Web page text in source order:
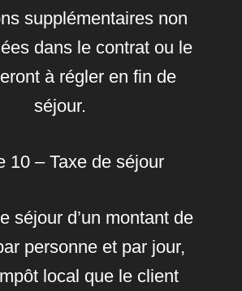
supplémentaires non
dans le contrat ou le
à régler en fin de
séjour.
10 – Taxe de séjour
séjour d’un montant de
personne et par jour,
local que le client